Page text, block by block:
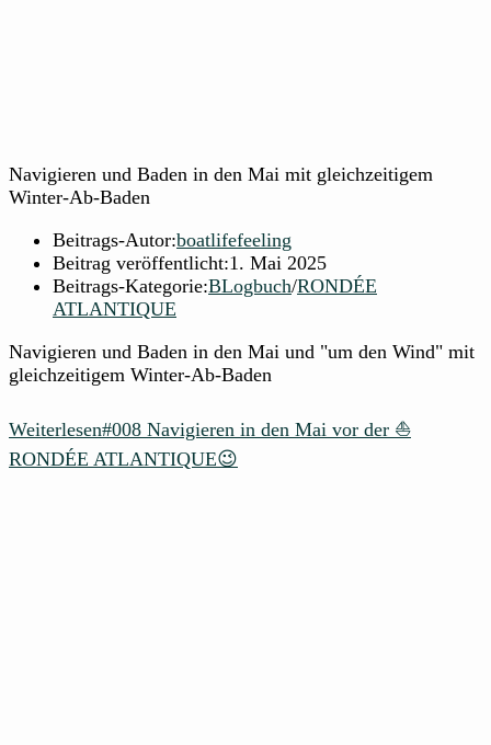
Navigieren und Baden in den Mai mit gleichzeitigem
Winter-Ab-Baden
Beitrags-Autor:boatlifefeeling
Beitrag veröffentlicht:1. Mai 2025
Beitrags-Kategorie:BLogbuch/RONDÉE
ATLANTIQUE
Navigieren und Baden in den Mai und "um den Wind" mit
gleichzeitigem Winter-Ab-Baden
Weiterlesen#008 Navigieren in den Mai vor der ⛵
RONDÉE ATLANTIQUE😉